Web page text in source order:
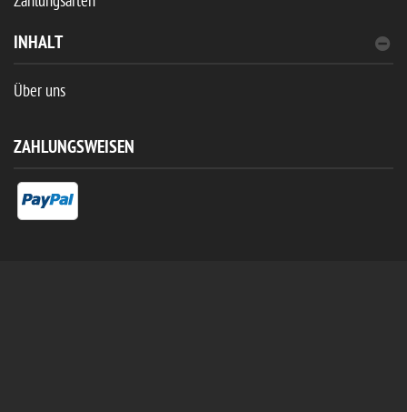
INHALT
Über uns
ZAHLUNGSWEISEN